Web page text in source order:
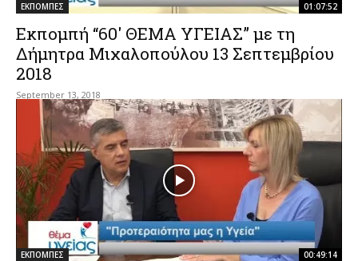
ΕΚΠΟΜΠΕΣ 01:07:52
Εκπομπή “60′ ΘΕΜΑ ΥΓΕΙΑΣ” με τη
Δήμητρα Μιχαλοπούλου 13 Σεπτεμβρίου
2018
September 13, 2018
ΕΚΠΟΜΠΕΣ 00:49:14